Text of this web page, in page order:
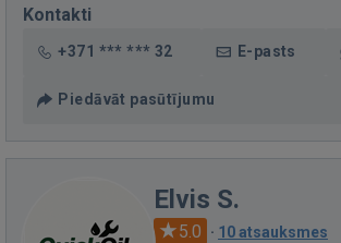
Kontakti
+371 *** *** 32 E-pasts
Piedāvāt pasūtījumu
Elvis S.
5.0 · 10 atsauksmes